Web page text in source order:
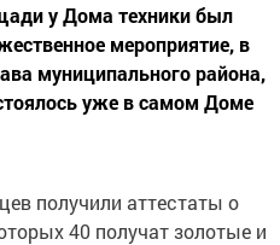
у Дома техники был
мероприятие, в
муниципального района,
уже в самом Доме
получили аттестаты о
40 получат золотые и